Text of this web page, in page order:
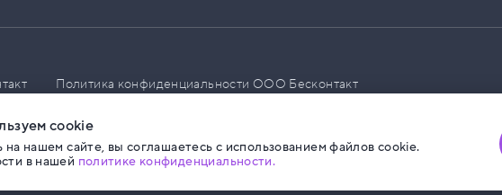
Политика конфиденциальности ООО Бесконтакт
cookie
на нашем сайте, вы соглашаетесь с использованием файлов cookie.
в нашей политике конфиденциальности.